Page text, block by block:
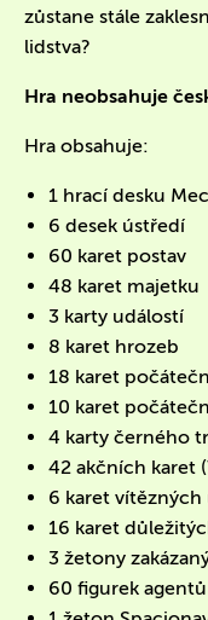
zůstane stále
lidstva?
Hra neobsahuje
Hra obsahuje:
1 hrací desku
6 desek ústředí
60 karet postav
48 karet majetku
3 karty událostí
8 karet hrozeb
18 karet
10 karet
4 karty černého
42 akčních karet
6 karet vítězných
16 karet
3 žetony
60 figurek agentů